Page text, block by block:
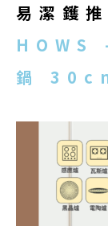
易潔鑊推
HOWS
鍋